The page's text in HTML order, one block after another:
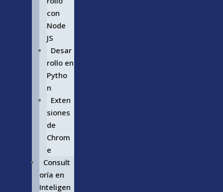
con
Node
JS
Desar
rollo en
Pytho
n
Exten
siones
de
Chrom
e
Consult
oría en
Inteligen